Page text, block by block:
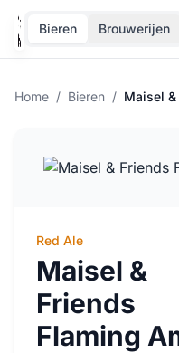
Bieren Brouwerijen
Home / Bieren / Maisel
Red Ale
Maisel &
Friends
Flaming